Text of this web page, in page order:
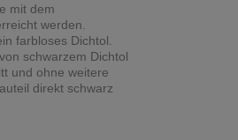
mit dem
werden.
farbloses Dichtol.
schwarzem Dichtol
und ohne weitere
direkt schwarz